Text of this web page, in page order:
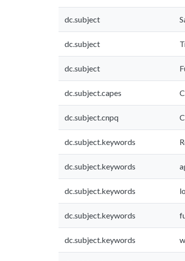
dc.subject
dc.subject
dc.subject
dc.subject.capes
dc.subject.cnpq
dc.subject.keywords
dc.subject.keywords
dc.subject.keywords
dc.subject.keywords
dc.subject.keywords